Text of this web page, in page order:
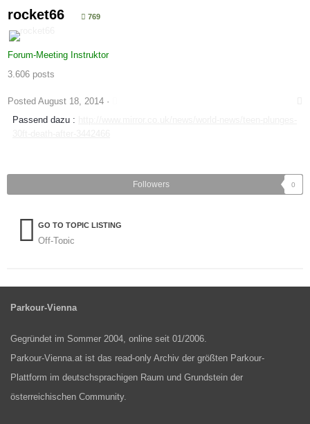
rocket66 769
Forum-Meeting Instruktor
3.606 posts
Posted August 18, 2014 ·
Passend dazu :
Followers 0
GO TO TOPIC LISTING
Off-Topic
Parkour-Vienna
Gegründet im Sommer 2004, online seit 01/2006.
Parkour-Vienna.at ist das read-only Archiv der größten Parkour-
Plattform im deutschsprachigen Raum und Grundstein der
österreichischen Community.